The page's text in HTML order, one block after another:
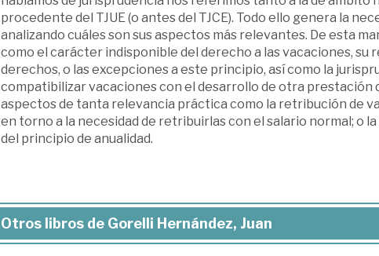
procedente del TJUE (o antes del TJCE). Todo ello genera la
analizando cuáles son sus aspectos más relevantes. De esta
como el carácter indisponible del derecho a las vacaciones, su
derechos, o las excepciones a este principio, así como la
compatibilizar vacaciones con el desarrollo de otra
aspectos de tanta relevancia práctica como la retribución de
en torno a la necesidad de retribuirlas con el salario normal; o
del principio de anualidad.
Otros libros de Gorelli Hernández, Juan